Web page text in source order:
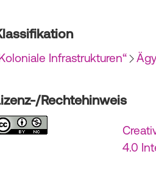
Infrastrukturen“
Rechtehinweis
4.0